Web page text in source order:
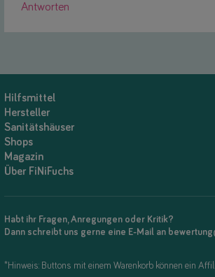
Antworten
Hilfsmittel
Hersteller
Sanitätshäuser
Shops
Magazin
Über FiNiFuchs
Habt ihr Fragen, Anregungen oder Kritik?
Dann schreibt uns gerne eine E-Mail an
*Hinweis: Buttons mit einem Warenkorb können ein